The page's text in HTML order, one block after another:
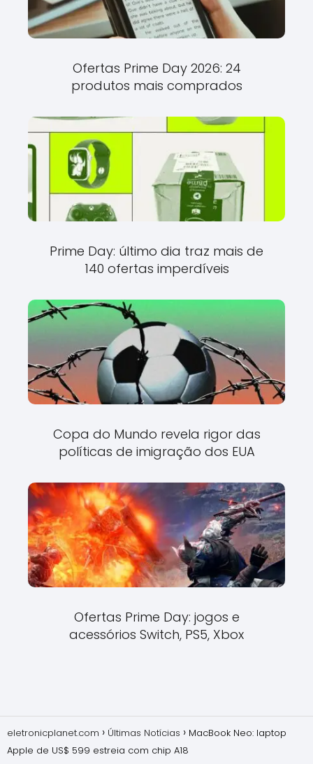
Ofertas Prime Day 2026: 24
produtos mais comprados
Prime Day: último dia traz mais de
140 ofertas imperdíveis
Copa do Mundo revela rigor das
políticas de imigração dos EUA
Ofertas Prime Day: jogos e
acessórios Switch, PS5, Xbox
eletronicplanet.com Últimas Notícias
MacBook Neo: laptop
Apple de US$ 599 estreia com chip A18